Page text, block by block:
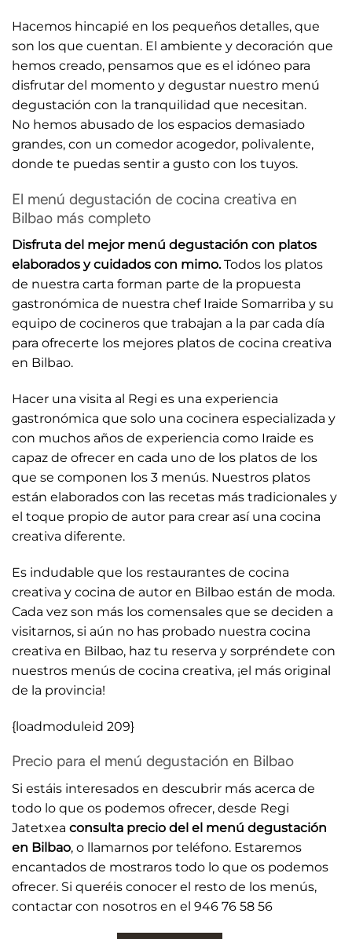
Hacemos hincapié en los pequeños detalles, que
son los que cuentan. El ambiente y decoración que
hemos creado, pensamos que es el idóneo para
disfrutar del momento y degustar nuestro menú
degustación con la tranquilidad que necesitan.
No hemos abusado de los espacios demasiado
grandes, con un comedor acogedor, polivalente,
donde te puedas sentir a gusto con los tuyos.
El menú degustación de cocina creativa en
Bilbao más completo
Disfruta del mejor menú degustación con platos
elaborados y cuidados con mimo.Todos los platos
de nuestra carta forman parte de la propuesta
gastronómica de nuestra chef Iraide Somarriba y su
equipo de cocineros que trabajan a la par cada día
para ofrecerte los mejores platos de cocina creativa
en Bilbao.
Hacer una visita al Regi es una experiencia
gastronómica que solo una cocinera especializada y
con muchos años de experiencia como Iraide es
capaz de ofrecer en cada uno de los platos de los
que se componen los 3 menús. Nuestros platos
están elaborados con las recetas más tradicionales y
el toque propio de autor para crear así una cocina
creativa diferente.
Es indudable que los restaurantes de cocina
creativa y cocina de autor en Bilbao están de moda.
Cada vez son más los comensales que se deciden a
visitarnos, si aún no has probado nuestra cocina
creativa en Bilbao, haz tu reserva y sorpréndete con
nuestros menús de cocina creativa, ¡el más original
de la provincia!
{loadmoduleid 209}
Precio para el menú degustación en Bilbao
Si estáis interesados en descubrir más acerca de
todo lo que os podemos ofrecer, desde Regi
Jatetxea consulta precio del el menú degustación
en Bilbao, o llamarnos por teléfono. Estaremos
encantados de mostraros todo lo que os podemos
ofrecer. Si queréis conocer el resto de los menús,
contactar con nosotros en el 946 76 58 56